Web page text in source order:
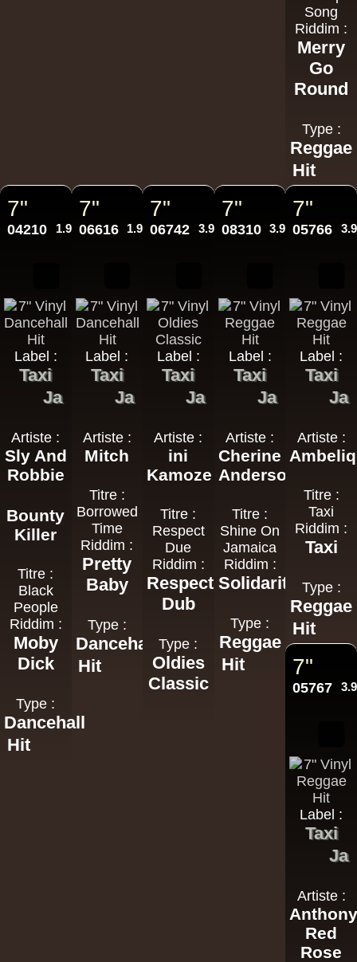
Song
Riddim :
Merry
Go
Round
Type :
Reggae
Hit
7"
04210 1.99€
Label :
Taxi
Ja
Artiste :
Sly And
Robbie
Bounty
Killer
Titre :
Black
People
Riddim :
Moby
Dick
Type :
Dancehall
Hit
7"
06616 1.99€
Label :
Taxi
Ja
Artiste :
Mitch
Titre :
Borrowed
Time
Riddim :
Pretty
Baby
Type :
Dancehall
Hit
7"
06742 3.95€
Label :
Taxi
Ja
Artiste :
ini
Kamoze
Titre :
Respect
Due
Riddim :
Respect
Dub
Type :
Oldies
Classic
7"
08310 3.95€
Label :
Taxi
Ja
Artiste :
Cherine
Anderson
Titre :
Shine On
Jamaica
Riddim :
Solidarity
Type :
Reggae
Hit
7"
05766
Label :
Taxi
Ja
Artiste :
Titre :
Taxi
Riddim :
Taxi
Type :
Reggae
Hit
7"
05767
Label :
Taxi
Ja
Artiste :
Red
Rose